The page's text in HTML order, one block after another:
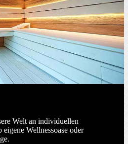
Welt an individuellen
eigene Wellnessoase oder